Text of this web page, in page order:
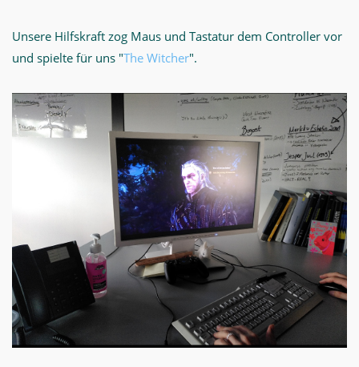
Unsere Hilfskraft zog Maus und Tastatur dem Controller vor
und spielte für uns "The Witcher".